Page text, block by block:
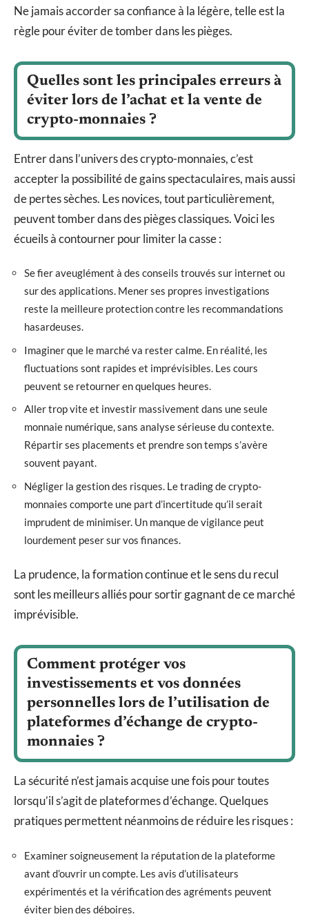
Ne jamais accorder sa confiance à la légère, telle est la
règle pour éviter de tomber dans les pièges.
Quelles sont les principales erreurs à
éviter lors de l’achat et la vente de
crypto-monnaies ?
Entrer dans l’univers des crypto-monnaies, c’est
accepter la possibilité de gains spectaculaires, mais aussi
de pertes sèches. Les novices, tout particulièrement,
peuvent tomber dans des pièges classiques. Voici les
écueils à contourner pour limiter la casse :
Se fier aveuglément à des conseils trouvés sur internet ou
sur des applications. Mener ses propres investigations
reste la meilleure protection contre les recommandations
hasardeuses.
Imaginer que le marché va rester calme. En réalité, les
fluctuations sont rapides et imprévisibles. Les cours
peuvent se retourner en quelques heures.
Aller trop vite et investir massivement dans une seule
monnaie numérique, sans analyse sérieuse du contexte.
Répartir ses placements et prendre son temps s’avère
souvent payant.
Négliger la gestion des risques. Le trading de crypto-
monnaies comporte une part d’incertitude qu’il serait
imprudent de minimiser. Un manque de vigilance peut
lourdement peser sur vos finances.
La prudence, la formation continue et le sens du recul
sont les meilleurs alliés pour sortir gagnant de ce marché
imprévisible.
Comment protéger vos
investissements et vos données
personnelles lors de l’utilisation de
plateformes d’échange de crypto-
monnaies ?
La sécurité n’est jamais acquise une fois pour toutes
lorsqu’il s’agit de plateformes d’échange. Quelques
pratiques permettent néanmoins de réduire les risques :
Examiner soigneusement la réputation de la plateforme
avant d’ouvrir un compte. Les avis d’utilisateurs
expérimentés et la vérification des agréments peuvent
éviter bien des déboires.